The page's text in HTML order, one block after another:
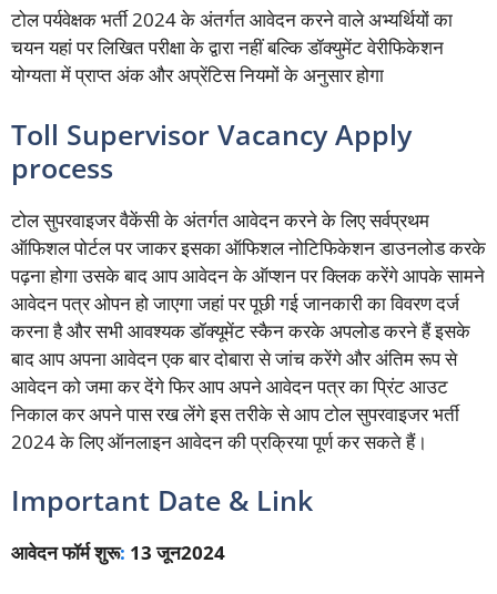
टोल पर्यवेक्षक भर्ती 2024 के अंतर्गत आवेदन करने वाले अभ्यर्थियों का
चयन यहां पर लिखित परीक्षा के द्वारा नहीं बल्कि डॉक्युमेंट वेरीफिकेशन
योग्यता में प्राप्त अंक और अप्रेंटिस नियमों के अनुसार होगा
Toll Supervisor Vacancy Apply
process
टोल सुपरवाइजर वैकेंसी के अंतर्गत आवेदन करने के लिए सर्वप्रथम
ऑफिशल पोर्टल पर जाकर इसका ऑफिशल नोटिफिकेशन डाउनलोड करके
पढ़ना होगा उसके बाद आप आवेदन के ऑप्शन पर क्लिक करेंगे आपके सामने
आवेदन पत्र ओपन हो जाएगा जहां पर पूछी गई जानकारी का विवरण दर्ज
करना है और सभी आवश्यक डॉक्यूमेंट स्कैन करके अपलोड करने हैं इसके
बाद आप अपना आवेदन एक बार दोबारा से जांच करेंगे और अंतिम रूप से
आवेदन को जमा कर देंगे फिर आप अपने आवेदन पत्र का प्रिंट आउट
निकाल कर अपने पास रख लेंगे इस तरीके से आप टोल सुपरवाइजर भर्ती
2024 के लिए ऑनलाइन आवेदन की प्रक्रिया पूर्ण कर सकते हैं।
Important Date & Link
आवेदन फॉर्म शुरू: 13 जून2024